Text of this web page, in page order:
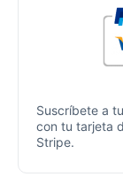
Suscríbete a
con tu tarjeta
Stripe.